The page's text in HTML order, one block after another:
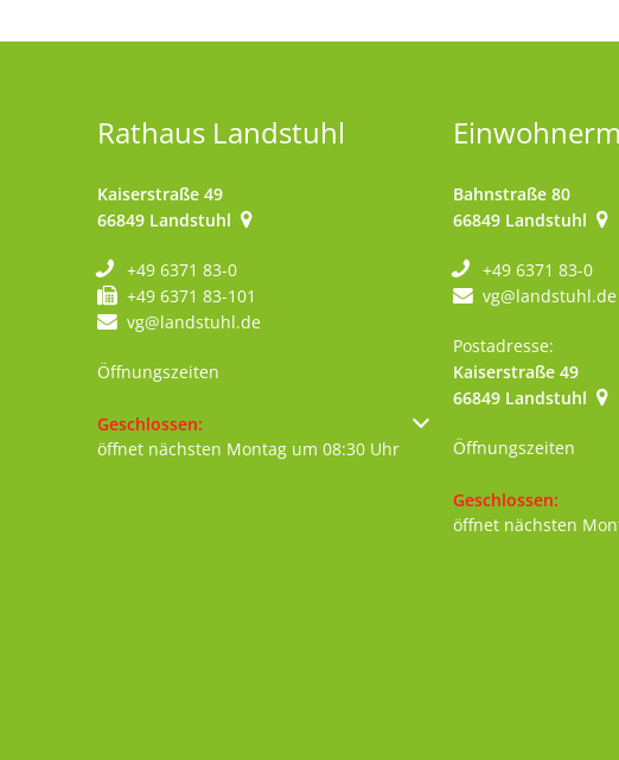
Rathaus Landstuhl
Kaiserstraße 49
66849 Landstuhl
+49 6371 83-0
+49 6371 83-101
vg@landstuhl.de
Öffnungszeiten
Klicken, um weitere Öffnungs- oder Schließzeiten auszublenden
Geschlossen:
öffnet nächsten Montag um 08:30 Uhr
Bahnstraße 80
66849 Landstuhl
+49 6371 83-0
vg@landstuhl.de
Postadresse:
Kaiserstraße 49
66849 Landstuhl
Öffnungszeiten
Klicken, um weitere
Geschlossen:
öffnet nächsten